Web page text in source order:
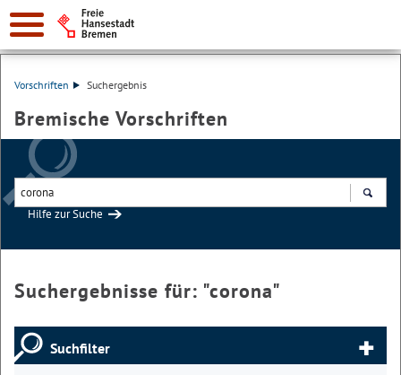
Vorschriften Suchergebnis
Bremische Vorschriften
Hilfe zur Suche
Suchergebnisse für: "corona"
Suchfilter